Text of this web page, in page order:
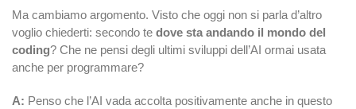
Ma cambiamo argomento. Visto che oggi non si parla d’altro
voglio chiederti: secondo te dove sta andando il mondo del
coding? Che ne pensi degli ultimi sviluppi dell’AI ormai usata
anche per programmare?
A: Penso che l’AI vada accolta positivamente anche in questo